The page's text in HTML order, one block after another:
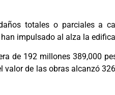
totales o parciales a
impulsado al alza la
de 192 millones 389,000
de las obras alcanzó